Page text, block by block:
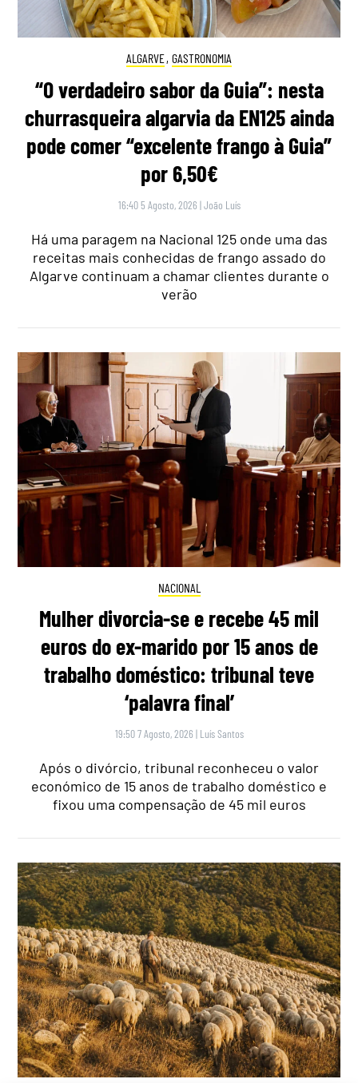
ALGARVE, GASTRONOMIA
“O verdadeiro sabor da Guia”: nesta
churrasqueira algarvia da EN125 ainda
pode comer “excelente frango à Guia”
por 6,50€
16:40 5 Agosto, 2026 |João Luís
Há uma paragem na Nacional 125 onde uma das
receitas mais conhecidas de frango assado do
Algarve continuam a chamar clientes durante o
verão
NACIONAL
Mulher divorcia-se e recebe 45 mil
euros do ex-marido por 15 anos de
trabalho doméstico: tribunal teve
‘palavra final’
19:50 7 Agosto, 2026 | Luís Santos
Após o divórcio, tribunal reconheceu o valor
económico de 15 anos de trabalho doméstico e
fixou uma compensação de 45 mil euros